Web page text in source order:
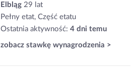
Elbląg 29 lat
Pełny etat, Część etatu
Ostatnia aktywność: 4 dni temu
zobacz stawkę wynagrodzenia >